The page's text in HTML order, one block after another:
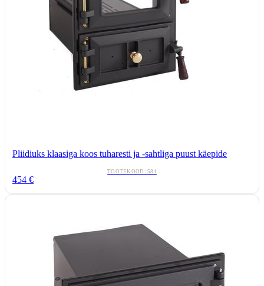
Pliidiuks klaasiga koos tuharesti ja -sahtliga puust käepide
TOOTEKOOD:581
454 €